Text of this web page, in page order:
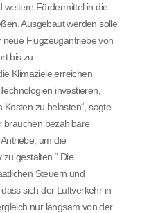
weitere Fördermittel in die
Ausgebaut werden solle
neue Flugzeugantriebe von
bis zu
Klimaziele erreichen
investieren,
zu belasten“, sagte
brauchen bezahlbare
um die
gestalten.“ Die
Steuern und
sich der Luftverkehr in
nur langsam von der